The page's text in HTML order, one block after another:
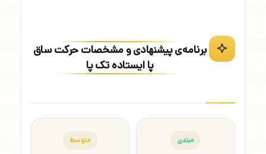
برنامه‌ی پیشنهادی و مشخصات حرکت ساق
پا ایستاده تک پا
مبتدی متوسط